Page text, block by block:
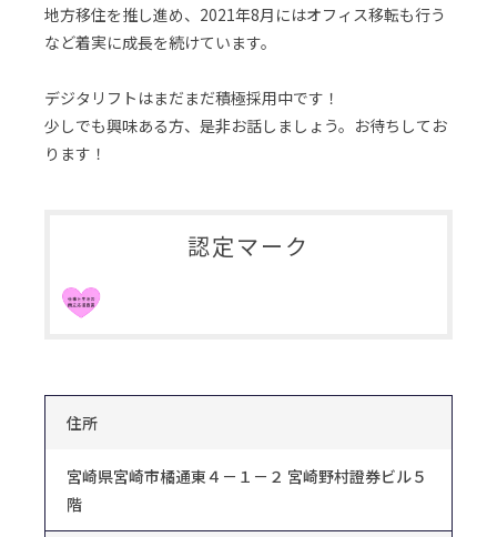
地方移住を推し進め、2021年8月にはオフィス移転も行う
など着実に成長を続けています。
デジタリフトはまだまだ積極採用中です！
少しでも興味ある方、是非お話しましょう。お待ちしてお
ります！
認定マーク
住所
宮崎県宮崎市橘通東４－１－２ 宮崎野村證券ビル５
階